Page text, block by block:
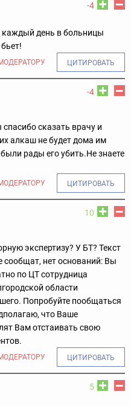
-4
каждый день в больницы
ЦИТИРОВАТЬ
-4
сказать врачу и
алкаш не будет дома им
рады его убить.Не знаете
ЦИТИРОВАТЬ
10
экспертизу? У БТ? Текст
сообщат, нет оснований: Вы
по ЦТ сотрудница
области
Попробуйте пообщаться
что Ваше
Вам отстаивать свою
ЦИТИРОВАТЬ
5